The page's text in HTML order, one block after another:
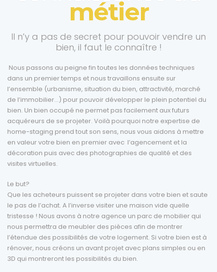
métier
Il n’y a pas de secret pour pouvoir vendre un
bien, il faut le connaître !
Nous passons au peigne fin toutes les données techniques
dans un premier temps et nous travaillons ensuite sur
l’ensemble (urbanisme, situation du bien, attractivité, marché
de l’immobilier…) pour pouvoir développer le plein potentiel du
bien. Un bien occupé ne permet pas facilement aux futurs
acquéreurs de se projeter. Voilà pourquoi notre expertise de
home-staging prend tout son sens, nous vous aidons à mettre
en valeur votre bien en premier avec l’agencement et la
décoration puis avec des photographies de qualité et des
visites virtuelles.
Le but?
Que les acheteurs puissent se projeter dans votre bien et saute
le pas de l’achat. A l’inverse visiter une maison vide quelle
tristesse ! Nous avons à notre agence un parc de mobilier qui
nous permettra de meubler des pièces afin de montrer
l’étendue des possibilités de votre logement. Si votre bien est à
rénover, nous créons un avant projet avec plans simples ou en
3D qui montreront les possibilités du bien.